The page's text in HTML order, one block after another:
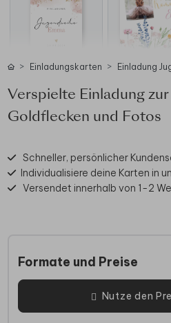
Einladungskarten Einladung
Verspielte Einladung
Goldflecken und Fotos
Schneller, persönlicher
Individualisiere deine Karten in
Versendet innerhalb von 1-2
Formate und Preise
Nutze den